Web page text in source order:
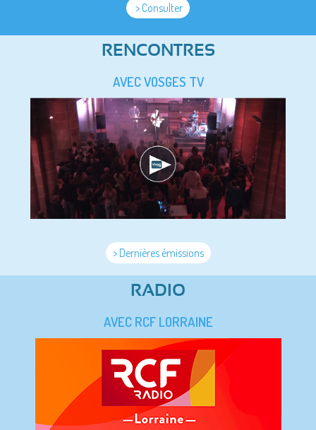
> Consulter
RENCONTRES
AVEC VOSGES TV
> Dernières émissions
RADIO
AVEC RCF LORRAINE